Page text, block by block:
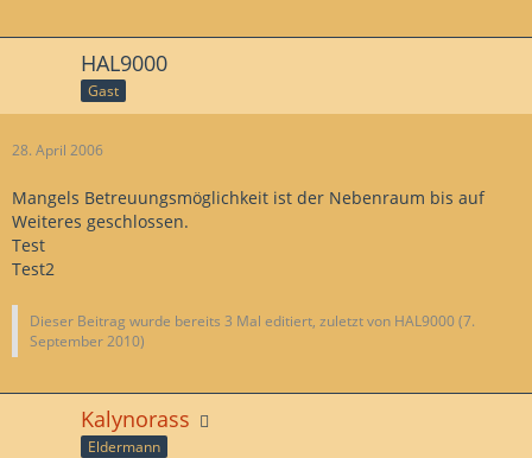
HAL9000
Gast
28. April 2006
Mangels Betreuungsmöglichkeit ist der Nebenraum bis auf
Weiteres geschlossen.
Test
Test2
Dieser Beitrag wurde bereits 3 Mal editiert, zuletzt von HAL9000 (7.
September 2010)
Kalynorass
Eldermann